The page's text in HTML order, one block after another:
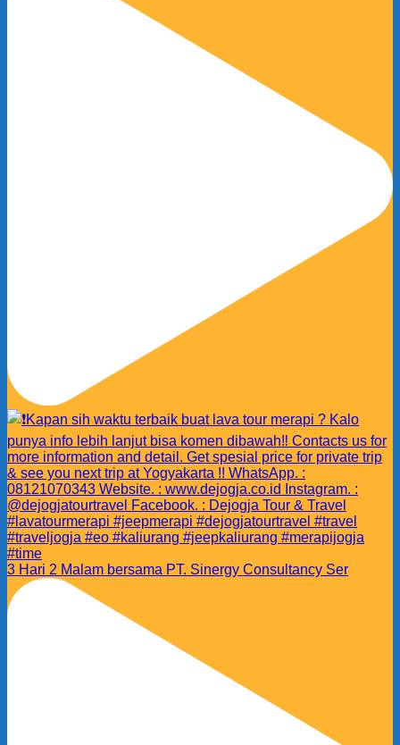
3 Hari 2 Malam bersama PT. Sinergy Consultancy Ser